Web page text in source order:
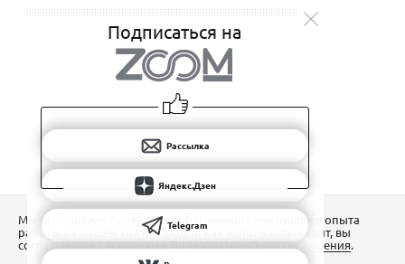
Подписаться на
Рассылка
Яндекс.Дзен
Telegram
Мы используем Сookies для обеспечения наилучшего опыта
работы на нашем сайте. Продолжая использовать сайт, вы
соглашаетесь с условиямиПользовательского соглашения.